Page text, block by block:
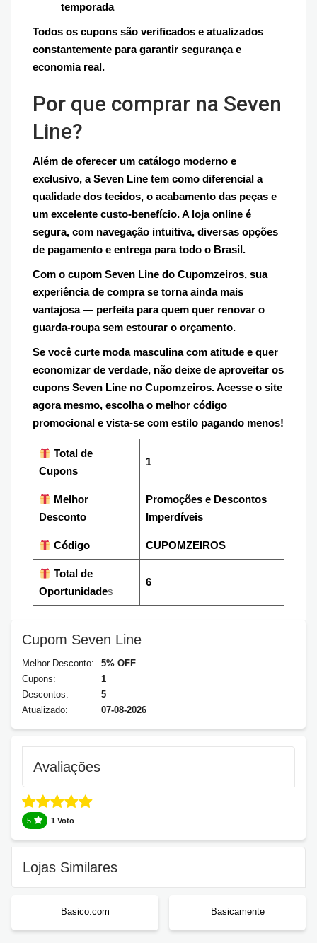
temporada
Todos os cupons são verificados e atualizados
constantemente para garantir segurança e
economia real.
Por que comprar na Seven
Line?
Além de oferecer um catálogo moderno e
exclusivo, a Seven Line tem como diferencial a
qualidade dos tecidos, o acabamento das peças e
um excelente custo-benefício. A loja online é
segura, com navegação intuitiva, diversas opções
de pagamento e entrega para todo o Brasil.
Com o cupom Seven Line do Cupomzeiros, sua
experiência de compra se torna ainda mais
vantajosa — perfeita para quem quer renovar o
guarda-roupa sem estourar o orçamento.
Se você curte moda masculina com atitude e quer
economizar de verdade, não deixe de aproveitar os
cupons Seven Line no Cupomzeiros. Acesse o site
agora mesmo, escolha o melhor código
promocional e vista-se com estilo pagando menos!
Total de
Cupons
1
Melhor
Desconto
Promoções e Descontos
Imperdíveis
Código CUPOMZEIROS
Total de
Oportunidades
6
Cupom Seven Line
Melhor Desconto:
5% OFF
Cupons:
1
Descontos:
5
Atualizado:
07-08-2026
Avaliações
5 1 Voto
Lojas Similares
Basico.com Basicamente